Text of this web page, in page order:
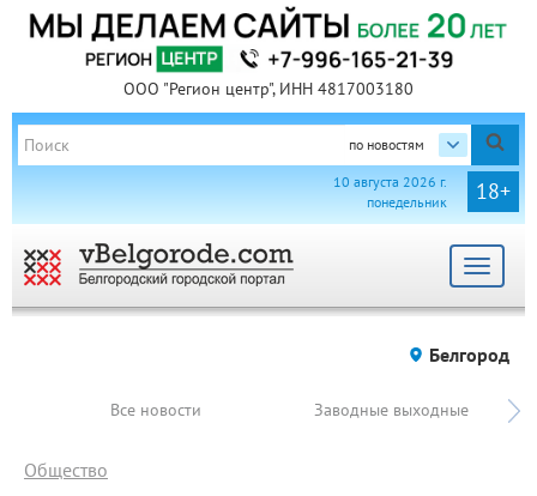
ООО "Регион центр", ИНН 4817003180
по новостям
18+
10 августа 2026 г.
понедельник
Toggle
Белгород
Все новости Заводные выходные
Общество